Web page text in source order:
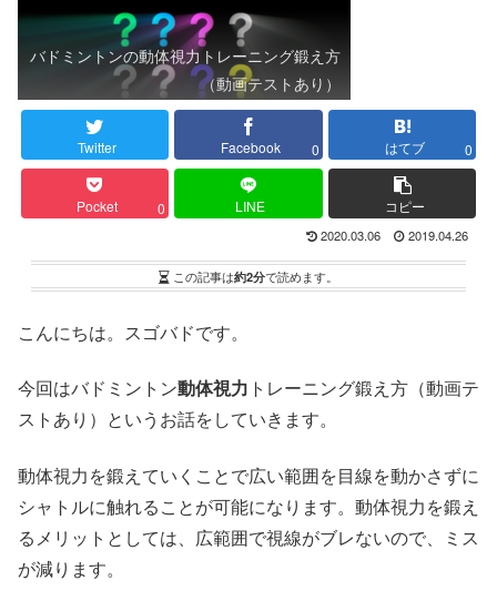
バドミントンの動体視力トレーニング鍛え方
（動画テストあり）
Twitter Facebook 0 はてブ 0
Pocket 0 LINE コピー
2020.03.06 2019.04.26
この記事は約2分で読めます。
こんにちは。スゴバドです。
今回はバドミントン動体視力 トレーニング鍛え方（動画テ
ストあり）というお話をしていきます。
動体視力を鍛えていくことで広い範囲を目線を動かさずに
シャトルに触れることが可能になります。動体視力を鍛え
るメリットとしては、広範囲で視線がブレないので、ミス
が減ります。